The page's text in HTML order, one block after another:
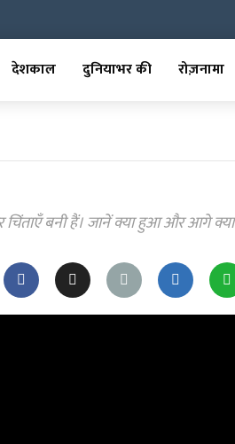
देशकाल दुनियाभर की रोज़नामा
बनी हैं। जानें क्या हुआ और आगे क्या